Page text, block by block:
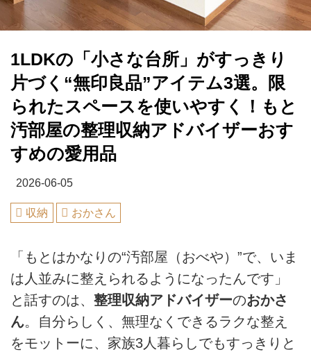
1LDKの「小さな台所」がすっきり
片づく“無印良品”アイテム3選。限
られたスペースを使いやすく！もと
汚部屋の整理収納アドバイザーおす
すめの愛用品
2026-06-05
収納 おかさん
「もとはかなりの“汚部屋（おべや）”で、いま
は人並みに整えられるようになったんです」
と話すのは、 整理収納アドバイザーのおかさ
ん。自分らしく、無理なくできるラクな整え
をモットーに、家族3人暮らしでもすっきりと